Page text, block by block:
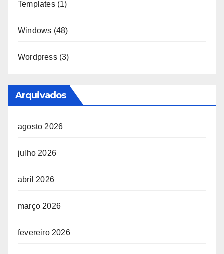
Templates(1)
Windows (48)
Wordpress(3)
Arquivados
agosto 2026
julho 2026
abril 2026
março 2026
fevereiro 2026